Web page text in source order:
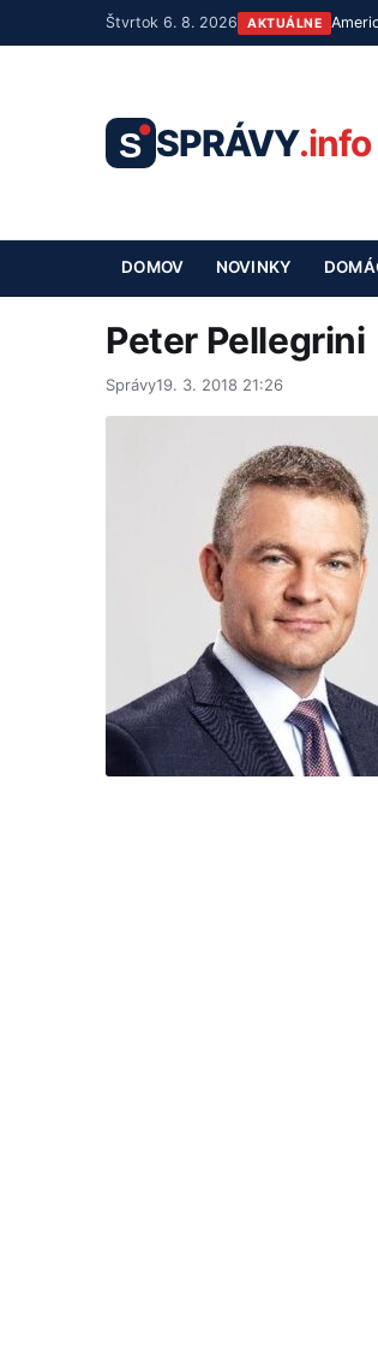
Štvrtok 6. 8. 2026 AKTUÁLNE
S SPRÁVY.info
DOMOV NOVINKY
Peter Pellegrini
Správy19. 3. 2018 21:26